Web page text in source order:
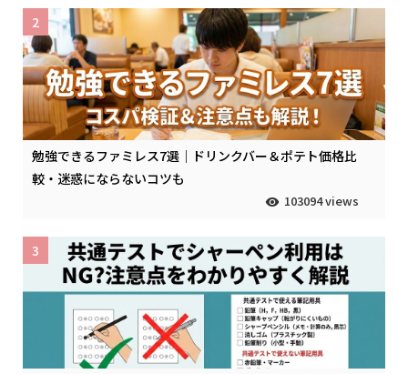
勉強できるファミレス7選｜ドリンクバー＆ポテト価格比
較・迷惑にならないコツも
103094 views
2
3